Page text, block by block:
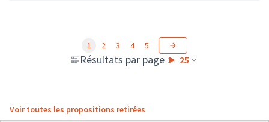
Résultats par page : 25
1 2 3 4 5
Voir toutes les propositions retirées